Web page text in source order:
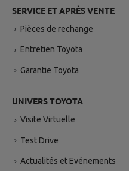
SERVICE ET APRÈS VENTE
Pièces de rechange
Entretien Toyota
Garantie Toyota
UNIVERS TOYOTA
Visite Virtuelle
Test Drive
Actualités et Evénements